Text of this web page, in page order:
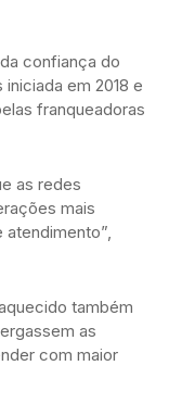
confiança do
em 2018 e
franqueadoras
as redes
mais
atendimento”,
também
as
com maior